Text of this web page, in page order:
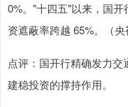
0%。"十四五"以来，国
资遮蔽率跨越 65%。（央
点评：国开行精确发力
建稳投资的撑持作用。